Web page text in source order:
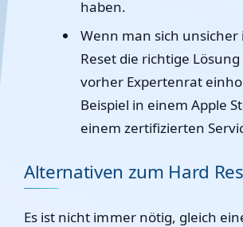
haben.
Wenn man sich unsicher
Reset die richtige
vorher Expertenrat
Beispiel in einem Apple
einem zertifizierten
Alternativen zum Hard
Es ist nicht immer nötig, gleich